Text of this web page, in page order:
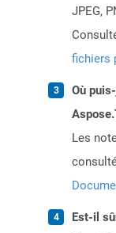
JPEG,
fichiers
Où
Les
Est-il